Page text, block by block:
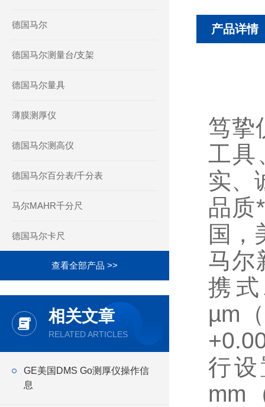
德国马尔
德国马尔测量台/支架
德国马尔量具
薄膜测厚仪
德国马尔测高仪
德国马尔百分表/千分表
马尔MAHR千分尺
德国马尔卡尺
查看全部产品 >>
相关文章
RELATED ARTICLES
GE美国DMS Go测厚仪操作信
息
产品详情
笃挚
工具
实、
品质
国，
马尔
携
µm
行
mm